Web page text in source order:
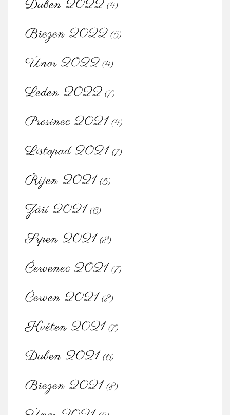
Duben 2022 (4)
Březen 2022 (5)
Únor 2022 (4)
Leden 2022 (7)
Prosinec 2021 (4)
Listopad 2021 (7)
Říjen 2021 (5)
Září 2021 (6)
Srpen 2021 (8)
Červenec 2021 (7)
Červen 2021 (8)
Květen 2021 (7)
Duben 2021 (6)
Březen 2021 (8)